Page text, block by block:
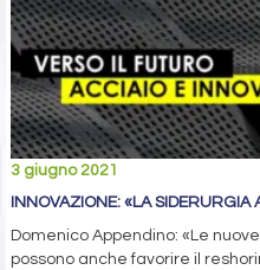
3 giugno 2021
INNOVAZIONE: «LA SIDERURGIA
Domenico Appendino: «Le
possono anche favorire il